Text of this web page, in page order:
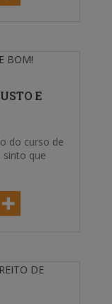
E
do curso de
sinto que